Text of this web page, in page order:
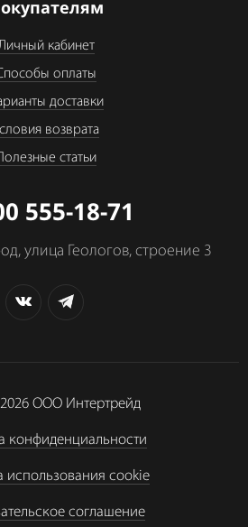
кабинет
оплаты
доставки
возврата
Полезные статьи
555-18-71
улица Геологов, строение 3
ООО Интертрейд
конфиденциальности
использования cookie
соглашение